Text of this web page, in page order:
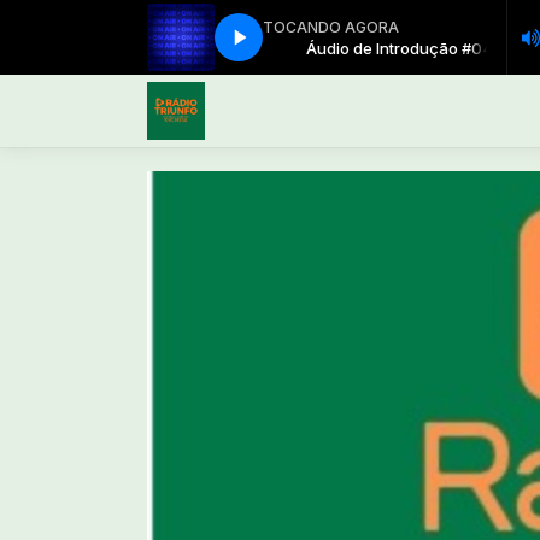
TOCANDO AGORA
Áudio de Introdução #04 Áudio de Introdução #04